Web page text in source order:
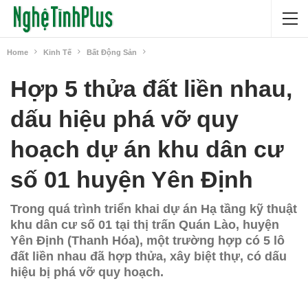
Home Kinh Tế Bất Động Sản
Hợp 5 thửa đất liền nhau,
dấu hiệu phá vỡ quy
hoạch dự án khu dân cư
số 01 huyện Yên Định
Trong quá trình triển khai dự án Hạ tầng kỹ thuật
khu dân cư số 01 tại thị trấn Quán Lào, huyện
Yên Định (Thanh Hóa), một trường hợp có 5 lô
đất liền nhau đã hợp thửa, xây biệt thự, có dấu
hiệu bị phá vỡ quy hoạch.